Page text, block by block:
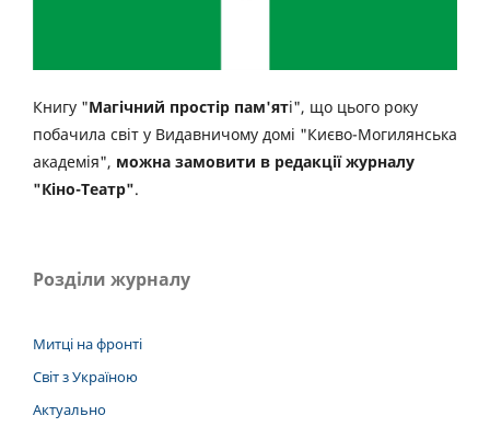
Книгу "Магічний простір пам'яті", що цього року
побачила світ у Видавничому домі "Києво-Могилянська
академія", можна замовити в редакції журналу
"Кіно-Театр".
Розділи журналу
Митці на фронті
Світ з Україною
Актуально